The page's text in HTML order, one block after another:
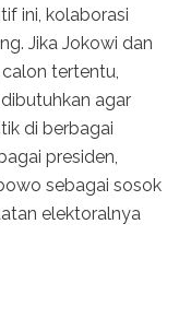
ini, kolaborasi
Jika Jokowi dan
tertentu,
agar
di berbagai
presiden,
sebagai sosok
elektoralnya